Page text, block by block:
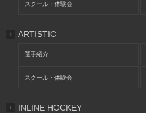
スクール・体験会
ARTISTIC
選手紹介
スクール・体験会
INLINE HOCKEY